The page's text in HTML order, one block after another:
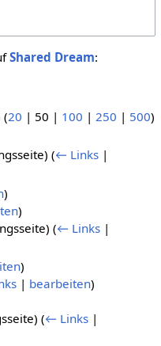
Shared Dream:
(20 | 50 | 100 | 250 | 500)
(← Links |
)
)
(← Links |
)
| bearbeiten)
(← Links |